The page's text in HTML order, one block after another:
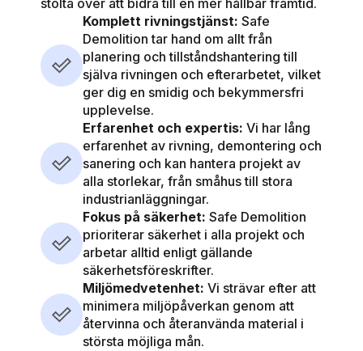
stolta över att bidra till en mer hållbar framtid.
Komplett rivningstjänst: Safe
Demolition tar hand om allt från
planering och tillståndshantering till
själva rivningen och efterarbetet, vilket
ger dig en smidig och bekymmersfri
upplevelse.
Erfarenhet och expertis: Vi har lång
erfarenhet av rivning, demontering och
sanering och kan hantera projekt av
alla storlekar, från småhus till stora
industrianläggningar.
Fokus på säkerhet: Safe Demolition
prioriterar säkerhet i alla projekt och
arbetar alltid enligt gällande
säkerhetsföreskrifter.
Miljömedvetenhet: Vi strävar efter att
minimera miljöpåverkan genom att
återvinna och återanvända material i
största möjliga mån.